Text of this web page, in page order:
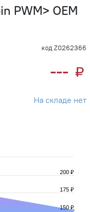
PWM> OEM
код Z0262366
---
На складе нет
200 ₽
150 ₽
175 ₽